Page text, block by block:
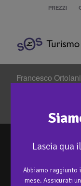
PREZZI
Francesco
Francesco Ortolani |
Lascia qua
Abbiamo raggiunto
mese. Assicurati